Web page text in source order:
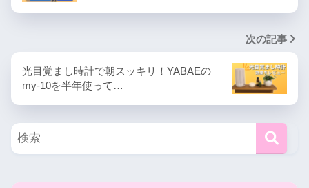
次の記事
光目覚まし時計で朝スッキリ！YABAEの
my-10を半年使って…